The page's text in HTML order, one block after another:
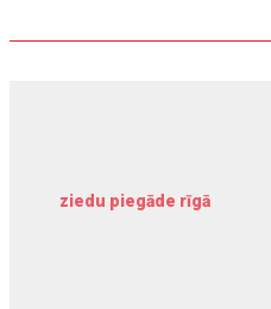
ziedu piegāde rīgā